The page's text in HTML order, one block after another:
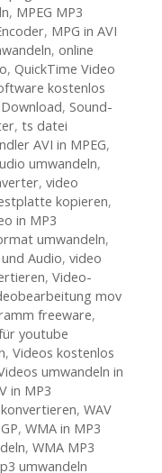
, MPEG MP3
, MPG in AVI
, online
, QuickTime Video
kostenlos
, Sound-
, ts datei
AVI in MPEG,
umwandeln,
, video
kopieren,
in MP3
umwandeln,
Audio, video
, Video-
mov
freeware,
youtube
, Videos kostenlos
umwandeln in
in MP3
, WAV
, WMA in MP3
, WMA MP3
umwandeln